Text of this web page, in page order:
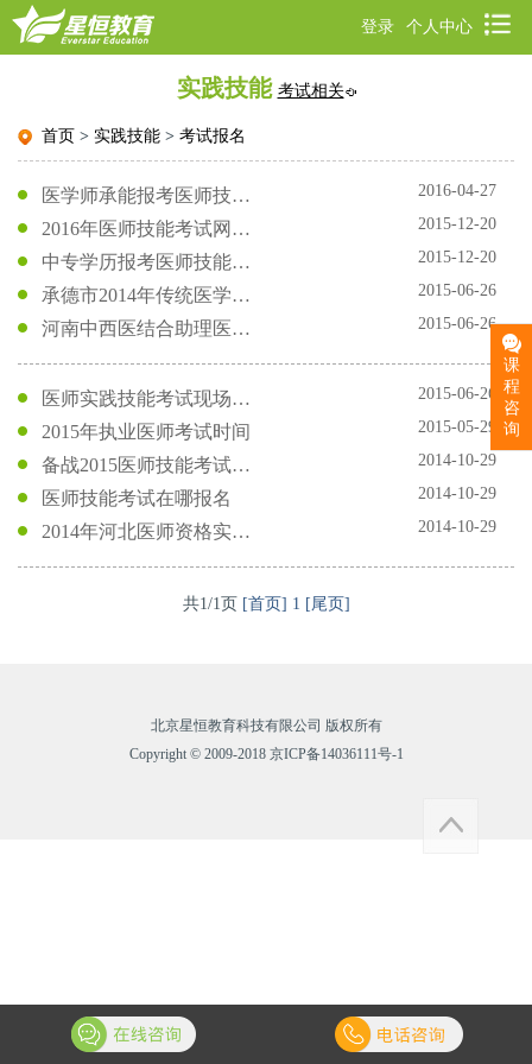
个人中心
登录
实践技能 考试相关
首页 > 实践技能 > 考试报名
医学师承能报考医师技能考试吗 2016-04-27
2016年医师技能考试网上报名方式是什么 2015-12-20
中专学历报考医师技能考试有何要求 2015-12-20
承德市2014年传统医学师承和确有专长人员医师资格考核考试通知 2015-06-26
河南中西医结合助理医师实践技能考试时间 2015-06-26
医师实践技能考试现场报名时间 2015-06-26
2015年执业医师考试时间 2015-05-29
备战2015医师技能考试要有计划 2014-10-29
医师技能考试在哪报名 2014-10-29
2014年河北医师资格实践技能考试圆满结束 2014-10-29
共1/1页 [首页] 1 [尾页]
北京星恒教育科技有限公司 版权所有
Copyright © 2009-2018 京ICP备14036111号-1
课
程
咨
询